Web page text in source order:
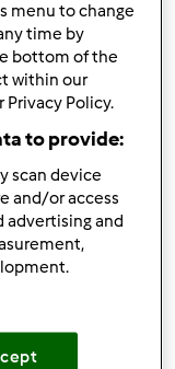
a tempertura
pretendia
para escrever
desde : 30.05.2019
menu to change
time by
bottom of the
within our
Privacy Policy.
to provide:
scan device
and/or access
advertising and